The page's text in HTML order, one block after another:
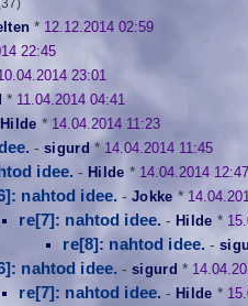
* 12.12.2014 02:59
22:45
23:01
* 11.04.2014 04:41
Hilde * 14.04.2014 11:23
-sigurd* 14.04.2014 11:45
idee. - Hilde * 14.04.2014 12:47
nahtod idee. -Jokke *
re[7]: nahtod idee. - Hilde *
re[8]: nahtod idee. -
nahtod idee. -sigurd *
re[7]: nahtod idee. - Hilde *